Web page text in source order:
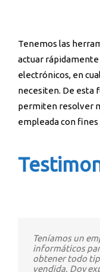
Tenemos las
actuar
electrónicos, en
necesiten. De esta
permiten resolver
empleada con
Teníamos un
informáticos
obtener todo
vendida. Doy